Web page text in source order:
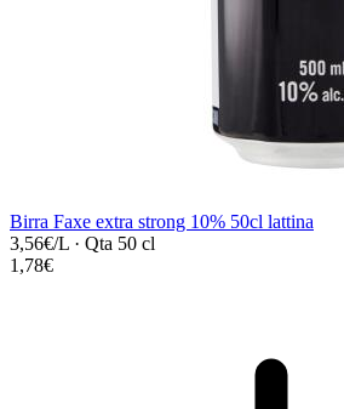
Birra Faxe extra strong 10% 50cl lattina
3,56€/L · Qta 50 cl
1,78€